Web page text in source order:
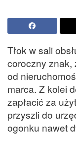
Tłok w sali
coroczny znak,
od
marca. Z kolei
zapłacić za
przyszli do
ogonku nawet